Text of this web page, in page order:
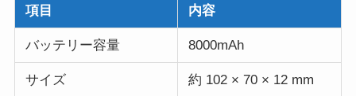
項目 内容
バッテリー容量 8000mAh
サイズ 約 102 × 70 × 12 mm